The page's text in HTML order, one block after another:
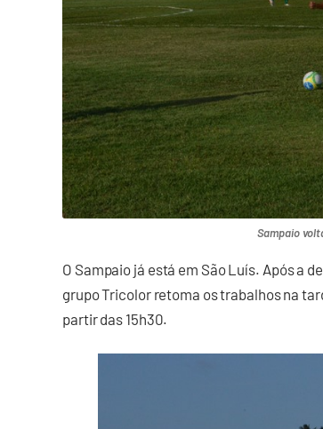
Sampaio
O Sampaio já está em São Luís. Após a
grupo Tricolor retoma os trabalhos na
partir das 15h30.